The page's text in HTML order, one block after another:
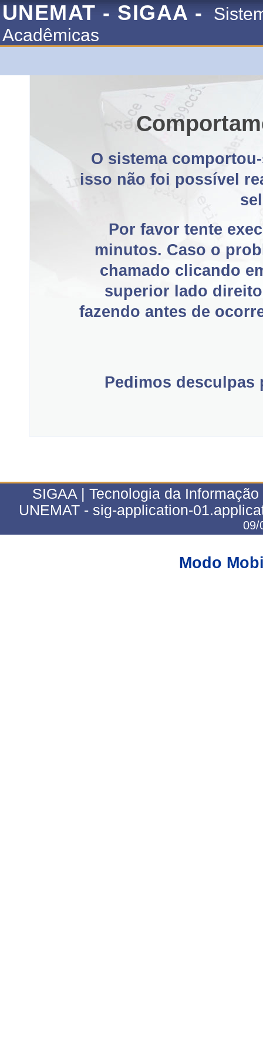
UNEMAT - SIGAA -
Acadêmicas
O sistema
isso não foi possível
Por favor tente
minutos. Caso o
chamado clicando
superior lado
fazendo antes de
Pedimos
SIGAA | Tecnologia da
UNEMAT - sig-application-
09/
Modo